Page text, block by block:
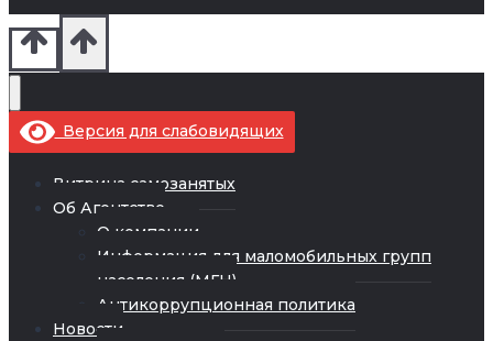
Версия для слабовидящих
Витрина самозанятых
Об Агентстве
О компании
Информация для маломобильных групп
населения (МГН)
Антикоррупционная политика
Новости